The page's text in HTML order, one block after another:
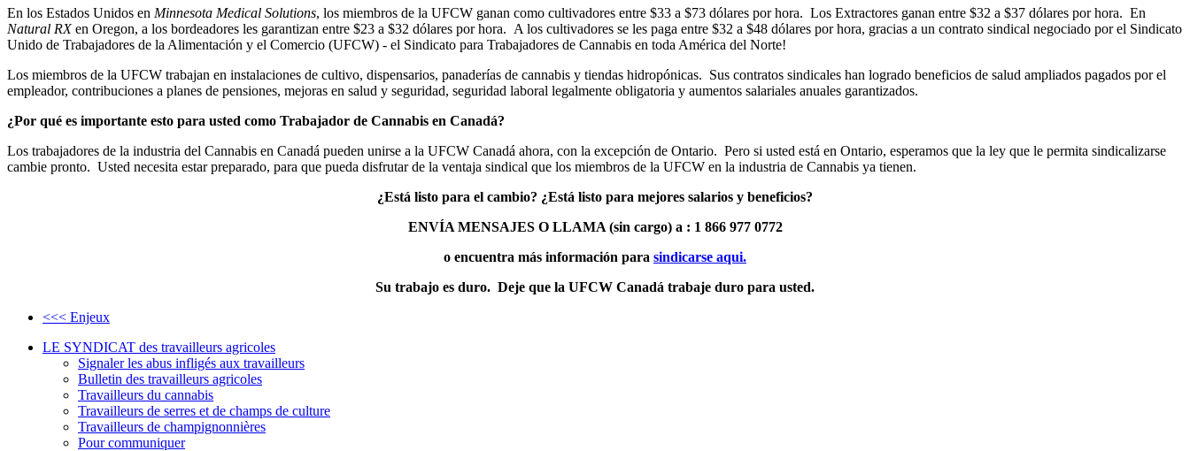
En los Estados Unidos en Minnesota Medical Solutions, los miembros de la UFCW ganan como cultivadores entre $33 a $73 dólares por hora. Los Extractores ganan entre $32 a $37 dólares por hora. En
Natural RXen Oregon, a los bordeadores les garantizan entre $23 a $32 dólares por hora. A los cultivadores se les paga entre $32 a $48 dólares por hora, gracias a un contrato sindical negociado por el Sindicato
Unido de Trabajadores de la Alimentación y el Comercio (UFCW) - el Sindicato para Trabajadores de Cannabis en toda América del Norte!
Los miembros de la UFCW trabajan en instalaciones de cultivo, dispensarios, panaderías de cannabis y tiendas hidropónicas. Sus contratos sindicales han logrado beneficios de salud ampliados pagados por el
empleador, contribuciones a planes de pensiones, mejoras en salud y seguridad, seguridad laboral legalmente obligatoria y aumentos salariales anuales garantizados.
¿Por qué es importante esto para usted como Trabajador de Cannabis en Canadá?
Los trabajadores de la industria del Cannabis en Canadá pueden unirse a la UFCW Canadá ahora, con la excepción de Ontario. Pero si usted está en Ontario, esperamos que la ley que le permita sindicalizarse
cambie pronto. Usted necesita estar preparado, para que pueda disfrutar de la ventaja sindical que los miembros de la UFCW en la industria de Cannabis ya tienen.
¿Está listo para el cambio? ¿Está listo para mejores salarios y beneficios?
ENVÍA MENSAJES O LLAMA (sin cargo) a : 1 866 977 0772
o encuentra más información para sindicarse aqui.
Su trabajo es duro. Deje que la UFCW Canadá trabaje duro para usted.
<<< Enjeux
LE SYNDICAT des travailleurs agricoles
Signaler les abus infligés aux travailleurs
Bulletin des travailleurs agricoles
Travailleurs du cannabis
Travailleurs de serres et de champs de culture
Travailleurs de champignonnières
Pour communiquer